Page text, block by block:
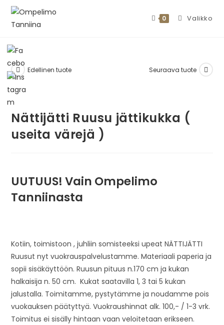
0 Valikko
Edellinen tuote Seuraava tuote
Nättijätti Ruusu jättikukka (
useita värejä )
UUTUUS! Vain Ompelimo
Tanniinasta
Kotiin, toimistoon , juhliin somisteeksi upeat NÄTTIJÄTTI
Ruusut nyt vuokrauspalvelustamme. Materiaali paperia ja
sopii sisäkäyttöön. Ruusun pituus n.170 cm ja kukan
halkaisija n. 50 cm. Kukat saatavilla 1, 3 tai 5 kukan
jalustalla. Toimitamme, pystytämme ja noudamme pois
vuokauksen päätyttyä. Vuokraushinnat alk. 100,- / 1-3 vrk.
Toimitus ei sisälly hintaan vaan veloitetaan erikseen.